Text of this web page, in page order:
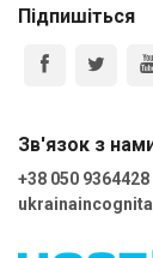
Підпишіться
Зв'язок з
+38 050 9364428